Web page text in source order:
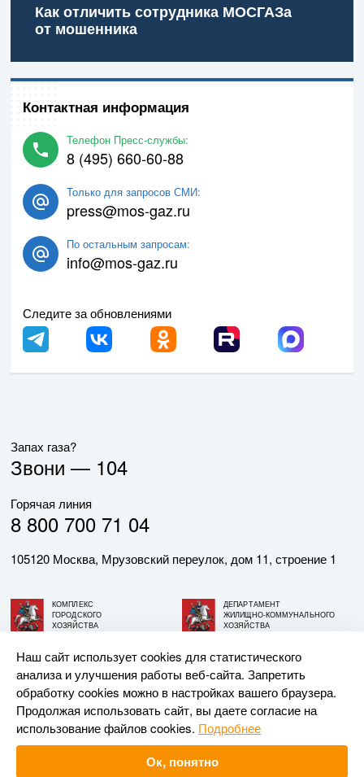
Как отличить сотрудника МОСГАЗа
от мошенника
Контактная информация
Телефон Пресс-службы:
8 (495) 660-60-88
Только для запросов СМИ:
press@mos-gaz.ru
По остальным запросам:
info@mos-gaz.ru
Следите за обновлениями
Запах газа?
Звони — 104
Горячая линия
8 800 700 71 04
105120 Москва, Мрузовский переулок, дом 11, строение 1
КОМПЛЕКС
ГОРОДСКОГО
ХОЗЯЙСТВА
ДЕПАРТАМЕНТ
ЖИЛИЩНО-КОММУНАЛЬНОГО
ХОЗЯЙСТВА
© АО «МОСГАЗ», 2026. При использовании материалов
ссылка на сайт обязательна.
Разработка и поддержка —Upriver
Наш сайт использует cookies для статистического
анализа и улучшения работы веб-сайта. Запретить
обработку cookies можно в настройках вашего браузера.
Продолжая использовать сайт, вы даете согласие на
использование файлов cookies. Подробнее
Ок, понятно